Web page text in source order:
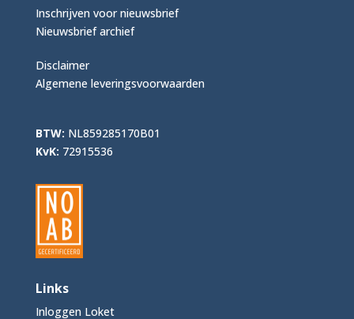
Inschrijven voor nieuwsbrief
Nieuwsbrief archief
Disclaimer
Algemene leveringsvoorwaarden
BTW: NL859285170B01
KvK: 72915536
Links
Inloggen Loket